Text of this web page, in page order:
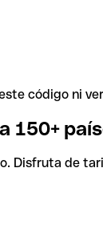
código ni
150+
Disfruta de